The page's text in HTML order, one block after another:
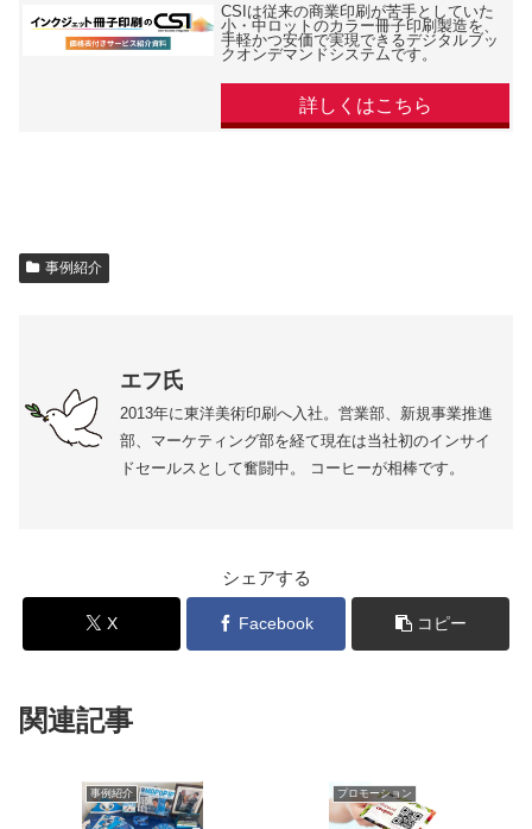
CSIは従来の商業印刷が苦手としていた
小・中ロットのカラー冊子印刷製造を、
手軽かつ安価で実現できるデジタルブッ
クオンデマンドシステムです。
詳しくはこちら
事例紹介
エフ氏
2013年に東洋美術印刷へ入社。営業部、新規事業推進
部、マーケティング部を経て現在は当社初のインサイ
ドセールスとして奮闘中。 コーヒーが相棒です。
シェアする
X Facebook コピー
関連記事
事例紹介 プロモーション